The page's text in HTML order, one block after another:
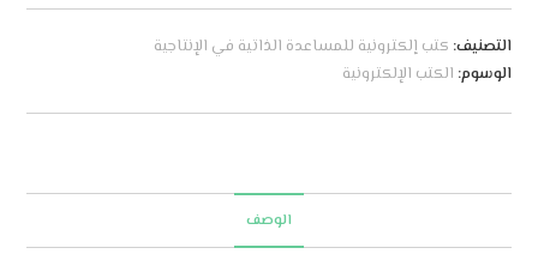
t
r
التصنيف: كتب إلكترونية للمساعدة الذاتية في الإنتاجية
الوسوم: الكتب الإلكترونية
الوصف